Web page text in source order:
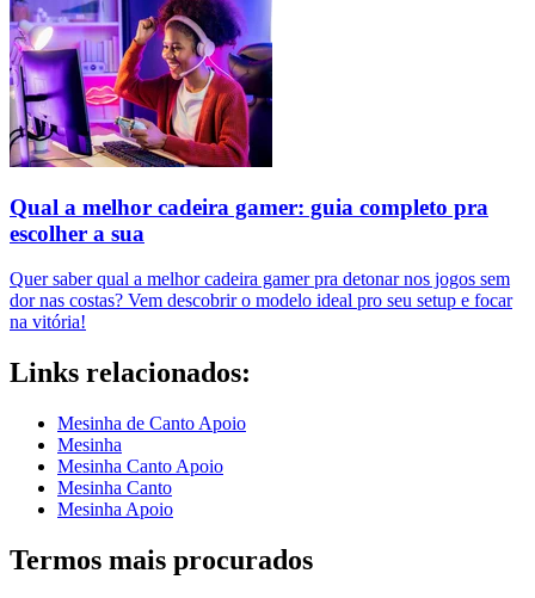
Qual a melhor cadeira gamer: guia completo pra
escolher a sua
Quer saber qual a melhor cadeira gamer pra detonar nos jogos sem
dor nas costas? Vem descobrir o modelo ideal pro seu setup e focar
na vitória!
Links relacionados:
Mesinha de Canto Apoio
Mesinha
Mesinha Canto Apoio
Mesinha Canto
Mesinha Apoio
Termos mais procurados